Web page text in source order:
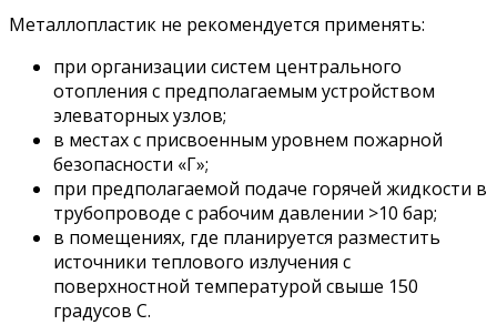
Металлопластик не рекомендуется применять:
при организации систем центрального
отопления с предполагаемым устройством
элеваторных узлов;
в местах с присвоенным уровнем пожарной
безопасности «Г»;
при предполагаемой подаче горячей жидкости в
трубопроводе с рабочим давлении >10 бар;
в помещениях, где планируется разместить
источники теплового излучения с
поверхностной температурой свыше 150
градусов С.